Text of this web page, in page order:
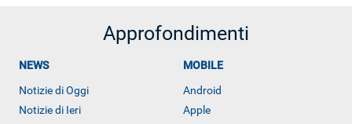
Approfondimenti
NEWS
Notizie di Oggi
Notizie di Ieri
MOBILE
Android
Apple